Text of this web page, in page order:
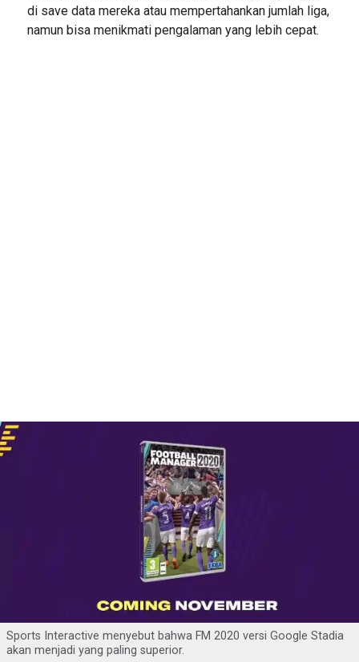
di save data mereka atau mempertahankan jumlah liga,
namun bisa menikmati pengalaman yang lebih cepat.
Sports Interactive menyebut bahwa FM 2020 versi Google Stadia
akan menjadi yang paling superior.